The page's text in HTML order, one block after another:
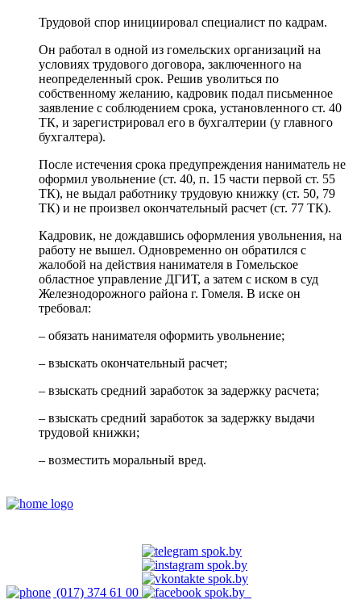
Трудовой спор инициировал специалист по кадрам.
Он работал в одной из гомельских организаций на
условиях трудового договора, заключенного на
неопределенный срок. Решив уволиться по
собственному желанию, кадровик подал письменное
заявление с соблюдением срока, установленного ст. 40
ТК, и зарегистрировал его в бухгалтерии (у главного
бухгалтера).
После истечения срока предупреждения наниматель не
оформил увольнение (ст. 40, п. 15 части первой ст. 55
ТК), не выдал работнику трудовую книжку (ст. 50, 79
ТК) и не произвел окончательный расчет (ст. 77 ТК).
Кадровик, не дождавшись оформления увольнения, на
работу не вышел. Одновременно он обратился с
жалобой на действия нанимателя в Гомельское
областное управление ДГИТ, а затем с иском в суд
Железнодорожного района г. Гомеля. В иске он
требовал:
– обязать нанимателя оформить увольнение;
– взыскать окончательный расчет;
– взыскать средний заработок за задержку расчета;
– взыскать средний заработок за задержку выдачи
трудовой книжки;
– возместить моральный вред.
(017) 374 61 00